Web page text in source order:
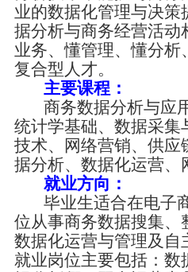
业的数据化管理与决策
据分析与商务经营活动
业务、懂管理、懂分析
复合型人才。
主要课程：
商务数据分析与应
统计学基础、数据采集
技术、网络营销、供应
据分析、数据化运营、
就业方向：
毕业生适合在电子
位从事商务数据搜集、
数据化运营与管理及自
就业岗位主要包括：数